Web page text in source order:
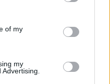
and its third-party tags to
purposes in below Google
of my
my